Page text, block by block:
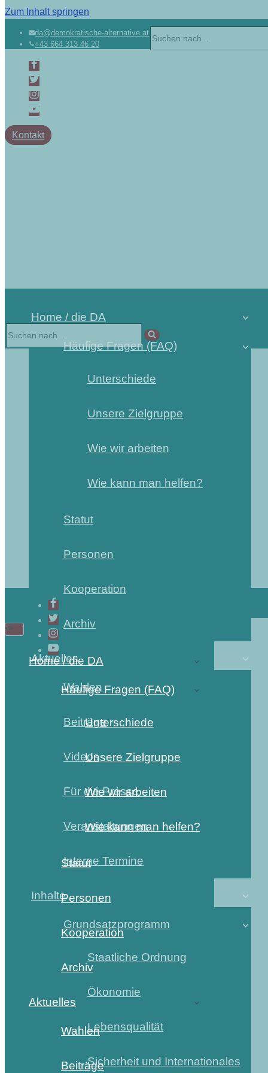
Zum Inhalt springen
da@demokratische-alternative.at
+43 664 313 46 20
Kontakt
Home / die DA
Häufige Fragen (FAQ)
Unterschiede
Unsere Zielgruppe
Wie wir arbeiten
Wie kann man helfen?
Statut
Personen
Kooperation
Archiv
Aktuelles
Wahlen
Beiträge
Videos
Für die Presse
Veranstaltungen
Interne Termine
Inhalte
Grundsatzprogramm
Staatliche Ordnung
Ökonomie
Lebensqualität
Sicherheit und Internationales
Home / die DA
Häufige Fragen (FAQ)
Unterschiede
Unsere Zielgruppe
Wie wir arbeiten
Wie kann man helfen?
Statut
Personen
Kooperation
Archiv
Aktuelles
Wahlen
Beiträge